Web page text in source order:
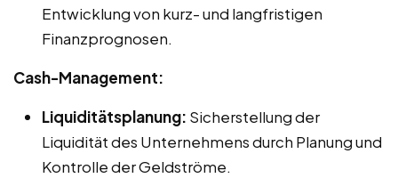
Entwicklung von kurz- und langfristigen
Finanzprognosen.
Cash-Management:
Liquiditätsplanung: Sicherstellung der
Liquidität des Unternehmens durch Planung und
Kontrolle der Geldströme.